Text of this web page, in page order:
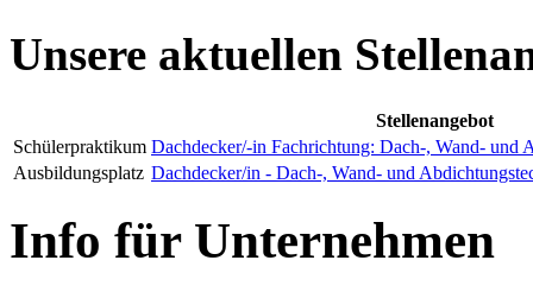
Unsere aktuellen
Stellenangebot
Schülerpraktikum Dachdecker/-in Fachrichtung: Dach-, Wand- und
Ausbildungsplatz Dachdecker/in - Dach-, Wand- und
Info für Unternehmen